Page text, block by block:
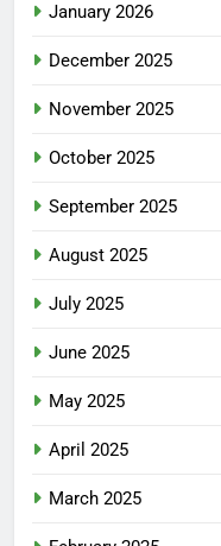
January 2026
December 2025
November 2025
October 2025
September 2025
August 2025
July 2025
June 2025
May 2025
April 2025
March 2025